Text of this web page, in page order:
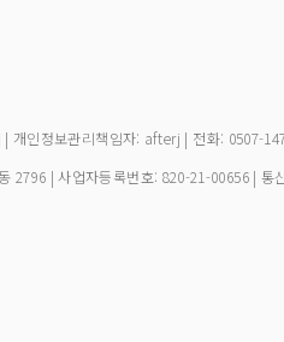
| 개인정보관리책임자: afterj | 전화:
2796 | 사업자등록번호: 820-21-00656| 통